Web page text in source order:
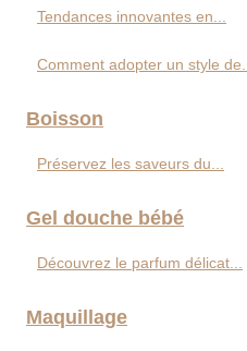
Tendances innovantes en...
Comment adopter un style de...
Boisson
Préservez les saveurs du...
Gel douche bébé
Découvrez le parfum délicat...
Maquillage